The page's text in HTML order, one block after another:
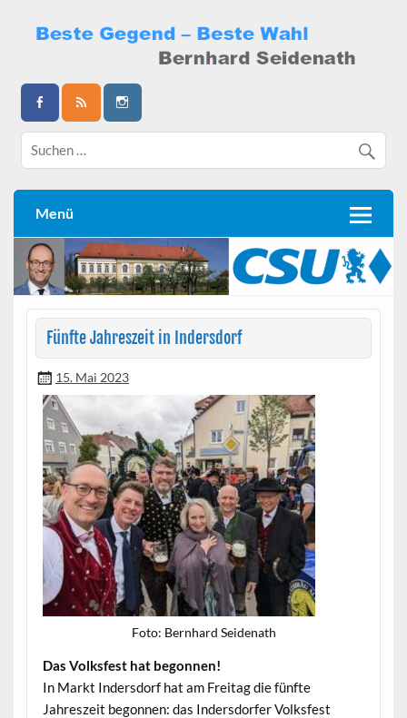
content
Bernhard Seidenath
Menü
Fünfte Jahreszeit in Indersdorf
15. Mai 2023
Foto: Bern­hard Seidenath
Das Volks­fest hat begonnen!
In Markt Inder­s­dorf hat am Fre­itag die fün­fte
Jahreszeit begonnen: das Inder­s­dor­fer Volks­fest